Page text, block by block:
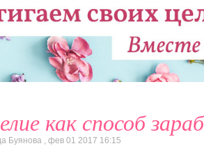
как способ
Буянова ,фев 01 2017 16:15